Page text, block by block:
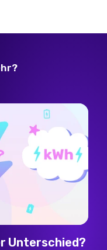
Unterschied?